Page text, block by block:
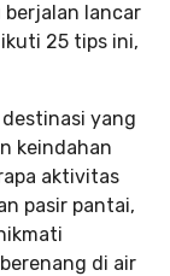
lancar
25 tips ini,
yang
keindahan
aktivitas
pasir pantai,
di air